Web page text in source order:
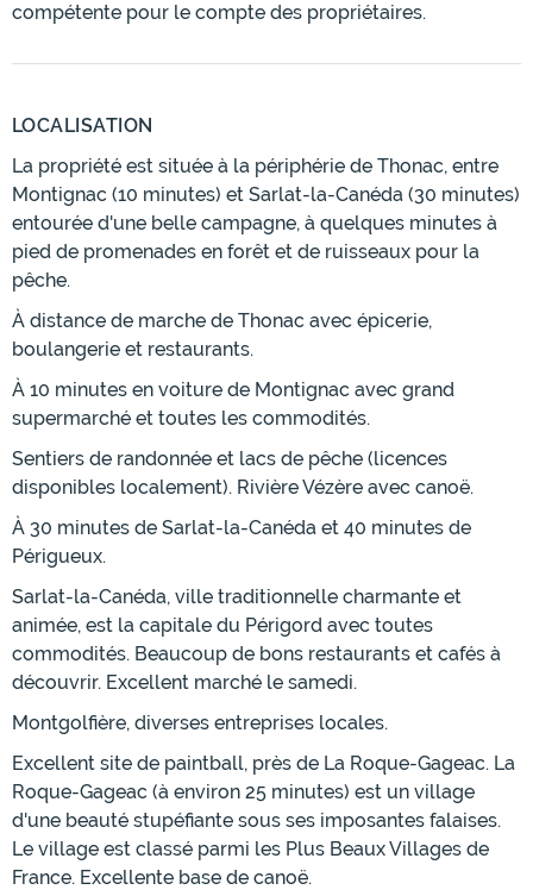
compétente pour le compte des propriétaires.
LOCALISATION
La propriété est située à la périphérie de Thonac, entre
Montignac (10 minutes) et Sarlat-la-Canéda (30 minutes)
entourée d'une belle campagne, à quelques minutes à
pied de promenades en forêt et de ruisseaux pour la
pêche.
À distance de marche de Thonac avec épicerie,
boulangerie et restaurants.
À 10 minutes en voiture de Montignac avec grand
supermarché et toutes les commodités.
Sentiers de randonnée et lacs de pêche (licences
disponibles localement). Rivière Vézère avec canoë.
À 30 minutes de Sarlat-la-Canéda et 40 minutes de
Périgueux.
Sarlat-la-Canéda, ville traditionnelle charmante et
animée, est la capitale du Périgord avec toutes
commodités. Beaucoup de bons restaurants et cafés à
découvrir. Excellent marché le samedi.
Montgolfière, diverses entreprises locales.
Excellent site de paintball, près de La Roque-Gageac. La
Roque-Gageac (à environ 25 minutes) est un village
d'une beauté stupéfiante sous ses imposantes falaises.
Le village est classé parmi les Plus Beaux Villages de
France. Excellente base de canoë.